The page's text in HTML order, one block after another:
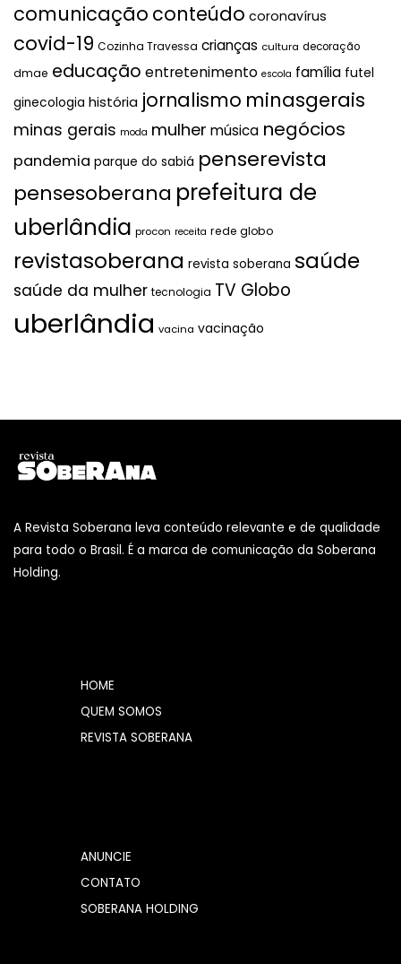
comunicação conteúdo coronavírus
covid-19 Cozinha Travessa crianças cultura decoração
dmae educação entretenimento escola família futel
ginecologia história jornalismo minasgerais
minas gerais moda mulher música negócios
pandemia parque do sabiá penserevista
pensesoberana prefeitura de
uberlândia procon receita rede globo
revistasoberana revista soberana saúde
saúde da mulher tecnologia TV Globo
uberlândia vacina vacinação
A Revista Soberana leva conteúdo relevante e de qualidade
para todo o Brasil. É a marca de comunicação da Soberana
Holding.
HOME
QUEM SOMOS
REVISTA SOBERANA
ANUNCIE
CONTATO
SOBERANA HOLDING